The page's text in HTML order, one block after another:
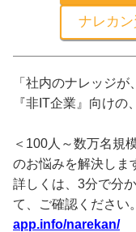
ナレカ
「社内のナレッジ
『非IT企業』向けの
＜100人～数万名規
のお悩みを解決しま
詳しくは、3分で分
て、ご確認ください。
app.info/narekan/